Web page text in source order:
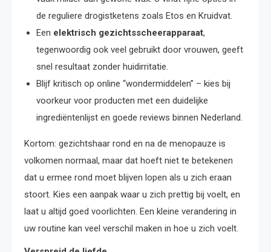
de reguliere drogistketens zoals Etos en Kruidvat.
Een elektrisch gezichtsscheerapparaat,
tegenwoordig ook veel gebruikt door vrouwen, geeft
snel resultaat zonder huidirritatie.
Blijf kritisch op online “wondermiddelen” – kies bij
voorkeur voor producten met een duidelijke
ingrediëntenlijst en goede reviews binnen Nederland.
Kortom: gezichtshaar rond en na de menopauze is
volkomen normaal, maar dat hoeft niet te betekenen
dat u ermee rond moet blijven lopen als u zich eraan
stoort. Kies een aanpak waar u zich prettig bij voelt, en
laat u altijd goed voorlichten. Een kleine verandering in
uw routine kan veel verschil maken in hoe u zich voelt.